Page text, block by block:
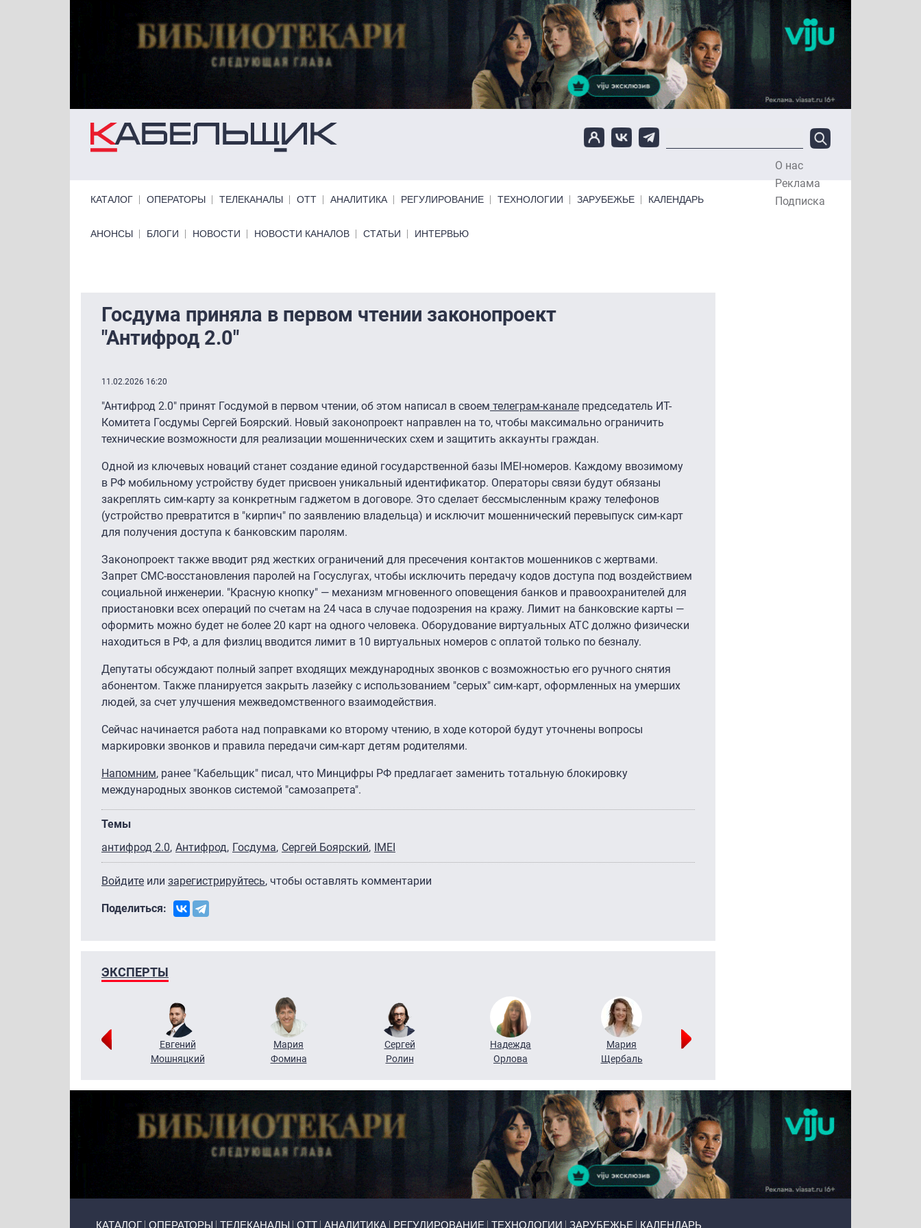
О нас
Реклама
Подписка
КАТАЛОГ ОПЕРАТОРЫ ТЕЛЕКАНАЛЫ ОТТ АНАЛИТИКА РЕГУЛИРОВАНИЕ ТЕХНОЛОГИИ ЗАРУБЕЖЬЕ КАЛЕНДАРЬ
Primary links bottom
АНОНСЫ БЛОГИ НОВОСТИ НОВОСТИ КАНАЛОВ СТАТЬИ ИНТЕРВЬЮ
Госдума приняла в первом чтении законопроект
"Антифрод 2.0″
11.02.2026 16:20
"Антифрод 2.0″ принят Госдумой в первом чтении, об этом написал в своем телеграм-канале председатель ИТ-
Комитета Госдумы Сергей Боярский. Новый законопроект направлен на то, чтобы максимально ограничить
технические возможности для реализации мошеннических схем и защитить аккаунты граждан.
Одной из ключевых новаций станет создание единой государственной базы IMEI-номеров. Каждому ввозимому
в РФ мобильному устройству будет присвоен уникальный идентификатор. Операторы связи будут обязаны
закреплять сим-карту за конкретным гаджетом в договоре. Это сделает бессмысленным кражу телефонов
(устройство превратится в "кирпич" по заявлению владельца) и исключит мошеннический перевыпуск сим-карт
для получения доступа к банковским паролям.
Законопроект также вводит ряд жестких ограничений для пресечения контактов мошенников с жертвами.
Запрет СМС-восстановления паролей на Госуслугах, чтобы исключить передачу кодов доступа под воздействием
социальной инженерии. "Красную кнопку" — механизм мгновенного оповещения банков и правоохранителей для
приостановки всех операций по счетам на 24 часа в случае подозрения на кражу. Лимит на банковские карты —
оформить можно будет не более 20 карт на одного человека. Оборудование виртуальных АТС должно физически
находиться в РФ, а для физлиц вводится лимит в 10 виртуальных номеров с оплатой только по безналу.
Депутаты обсуждают полный запрет входящих международных звонков с возможностью его ручного снятия
абонентом. Также планируется закрыть лазейку с использованием "серых" сим-карт, оформленных на умерших
людей, за счет улучшения межведомственного взаимодействия.
Сейчас начинается работа над поправками ко второму чтению, в ходе которой будут уточнены вопросы
маркировки звонков и правила передачи сим-карт детям родителями.
Напомним, ранее "Кабельщик" писал, что Минцифры РФ предлагает заменить тотальную блокировку
международных звонков системой "самозапрета".
Темы
антифрод 2.0 Антифрод Госдума Сергей Боярский IMEI
Войдите или зарегистрируйтесь, чтобы оставлять комментарии
Поделиться:
ЭКСПЕРТЫ
Евгений
Мошняцкий
Мария
Фомина
Сергей
Ролин
Надежда
Орлова
Мария
Щербаль
КАТАЛОГ ОПЕРАТОРЫ ТЕЛЕКАНАЛЫ ОТТ АНАЛИТИКА РЕГУЛИРОВАНИЕ ТЕХНОЛОГИИ ЗАРУБЕЖЬЕ КАЛЕНДАРЬ